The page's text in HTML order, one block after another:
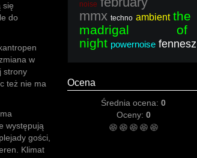
się
do
w
strony
też nie ma
występują
gości,
Klimat
noise
mmx techno ambient the
madrigal of
night powernoise fennesz
Ocena
Średnia ocena: 0
Oceny: 0